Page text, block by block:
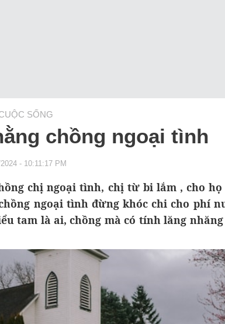
SỐNG
chồng ngoại tình
2024 - 10:11:17 PM
chị ngoại tình, chị từ bi lắm , cho
ngoại tình đừng khóc chi cho phí
tam là ai, chồng mà có tính lăng nhăng